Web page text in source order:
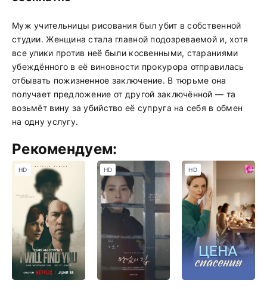
Муж учительницы рисования был убит в собственной
студии. Женщина стала главной подозреваемой и, хотя
все улики против неё были косвенными, стараниями
убеждённого в её виновности прокурора отправилась
отбывать пожизненное заключение. В тюрьме она
получает предложение от другой заключённой — та
возьмёт вину за убийство её супруга на себя в обмен
на одну услугу.
Рекомендуем:
HD HD HD